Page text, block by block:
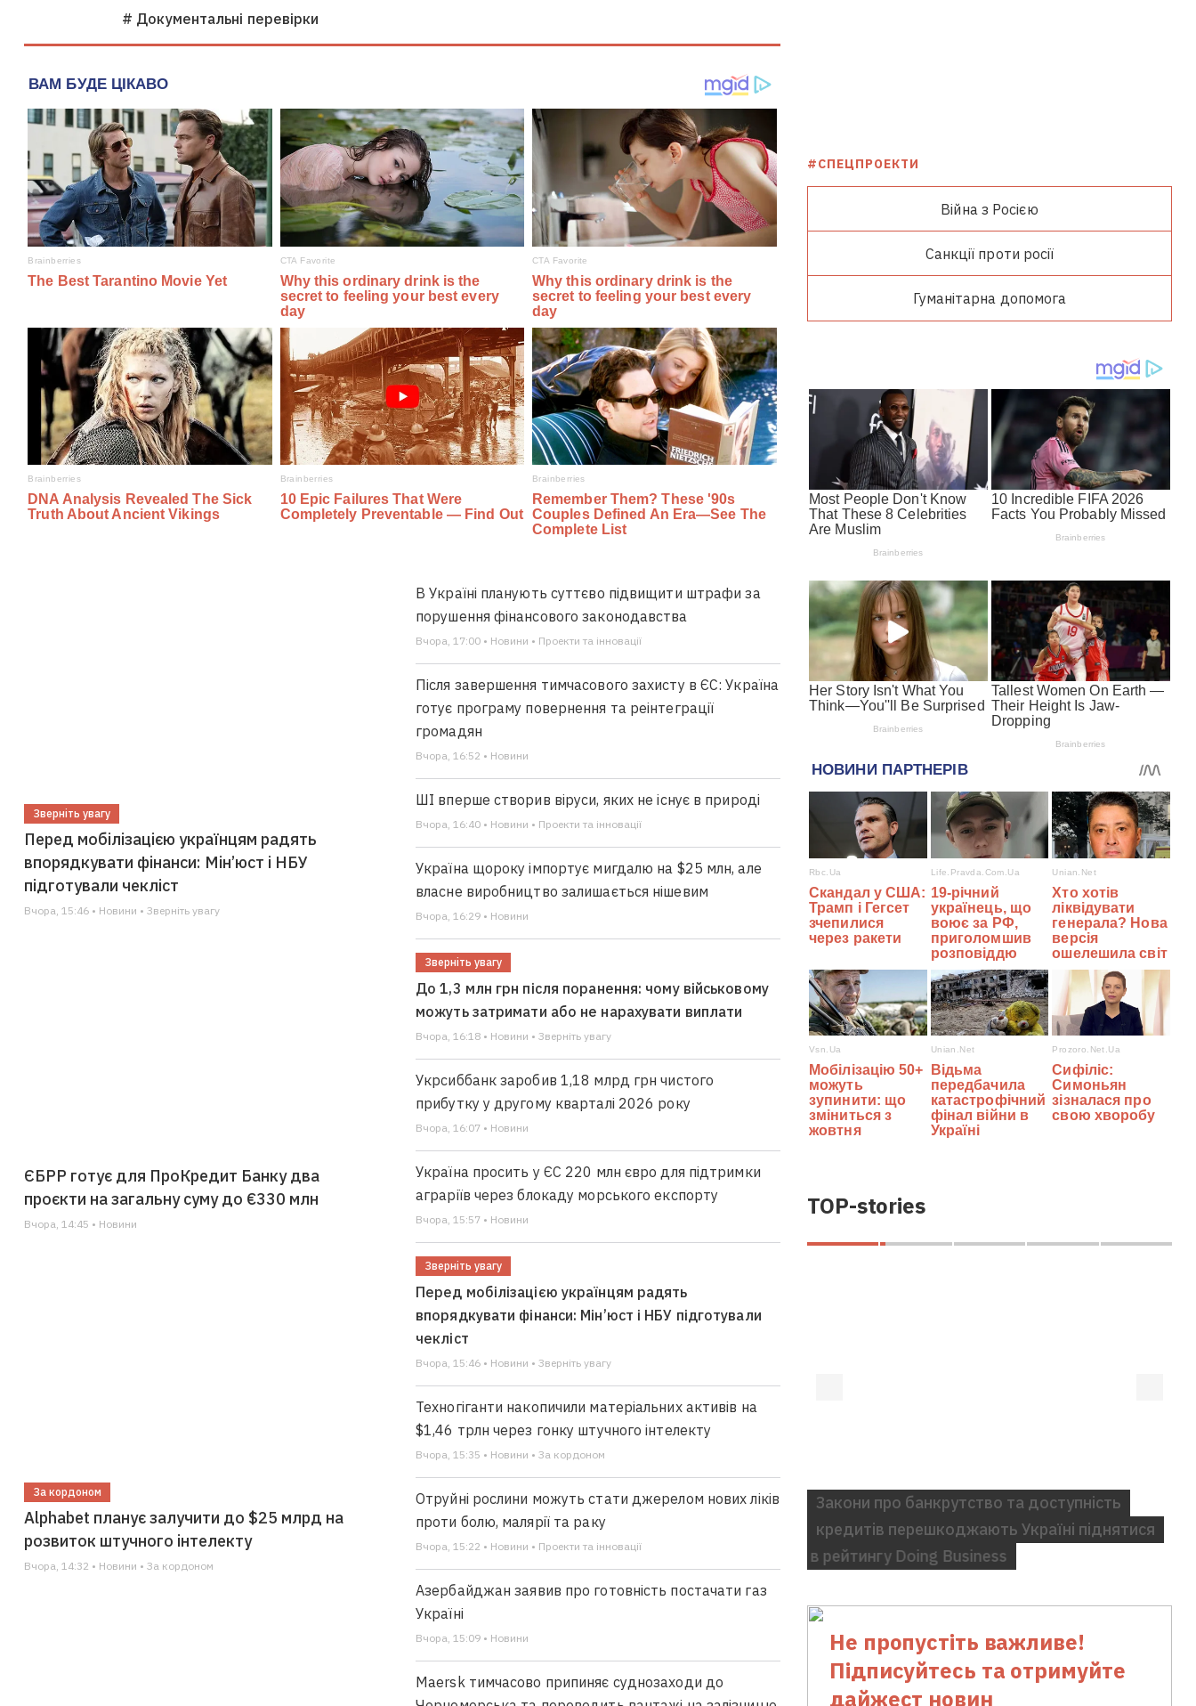
# Документальні перевірки
Зверніть увагу
Перед мобілізацією українцям радять
впорядкувати фінанси: Мін’юст і НБУ
підготували чекліст
Вчора, 15:46 • Новини • Зверніть увагу
ЄБРР готує для ПроКредит Банку два
проєкти на загальну суму до €330 млн
Вчора, 14:45 • Новини
За кордоном
Alphabet планує залучити до $25 млрд на
розвиток штучного інтелекту
Вчора, 14:32 • Новини • За кордоном
В Україні планують суттєво підвищити штрафи за
порушення фінансового законодавства
Вчора, 17:00 • Новини • Проекти та інновації
Після завершення тимчасового захисту в ЄС: Україна
готує програму повернення та реінтеграції
громадян
Вчора, 16:52 • Новини
ШІ вперше створив віруси, яких не існує в природі
Вчора, 16:40 • Новини • Проекти та інновації
Україна щороку імпортує мигдалю на $25 млн, але
власне виробництво залишається нішевим
Вчора, 16:29 • Новини
Зверніть увагу
До 1,3 млн грн після поранення: чому військовому
можуть затримати або не нарахувати виплати
Вчора, 16:18 • Новини • Зверніть увагу
Укрсиббанк заробив 1,18 млрд грн чистого
прибутку у другому кварталі 2026 року
Вчора, 16:07 • Новини
Україна просить у ЄС 220 млн євро для підтримки
аграріїв через блокаду морського експорту
Вчора, 15:57 • Новини
Зверніть увагу
Перед мобілізацією українцям радять
впорядкувати фінанси: Мін’юст і НБУ підготували
чекліст
Вчора, 15:46 • Новини • Зверніть увагу
Техногіганти накопичили матеріальних активів на
$1,46 трлн через гонку штучного інтелекту
Вчора, 15:35 • Новини • За кордоном
Отруйні рослини можуть стати джерелом нових ліків
проти болю, малярії та раку
Вчора, 15:22 • Новини • Проекти та інновації
Азербайджан заявив про готовність постачати газ
Україні
Вчора, 15:09 • Новини
Maersk тимчасово припиняє суднозаходи до
Санкції проти росії
Гуманітарна допомога
Закони про банкрутство та доступність